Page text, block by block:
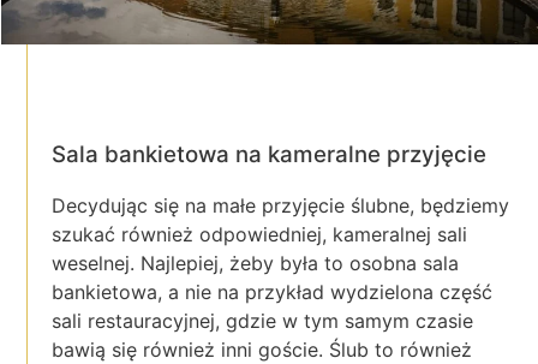
Sala bankietowa na kameralne przyjęcie
Decydując się na małe przyjęcie ślubne, będziemy
szukać również odpowiedniej, kameralnej sali
weselnej. Najlepiej, żeby była to osobna sala
bankietowa, a nie na przykład wydzielona część
sali restauracyjnej, gdzie w tym samym czasie
bawią się również inni goście. Ślub to również